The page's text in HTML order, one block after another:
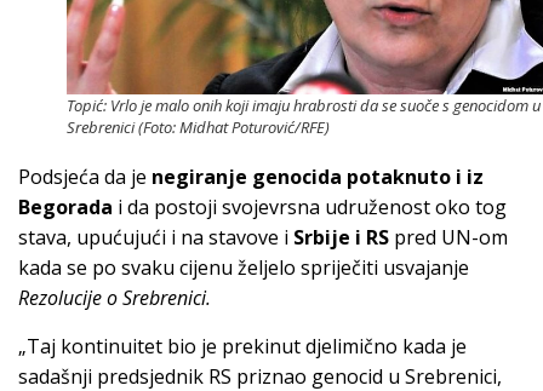
Topić: Vrlo je malo onih koji imaju hrabrosti da se suoče s genocidom u
Srebrenici (Foto: Midhat Poturović/RFE)
Podsjeća da je negiranje genocida potaknuto i iz
Begorada i da postoji svojevrsna udruženost oko tog
stava, upućujući i na stavove i Srbije i RS pred UN-om
kada se po svaku cijenu željelo spriječiti usvajanje
Rezolucije o Srebrenici.
„Taj kontinuitet bio je prekinut djelimično kada je
sadašnji predsjednik RS priznao genocid u Srebrenici,